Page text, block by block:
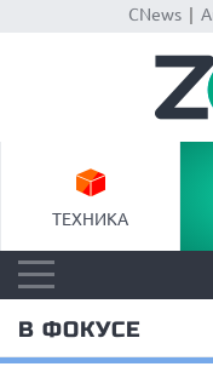
CNews|
ТЕХНИКА
В ФОКУСЕ